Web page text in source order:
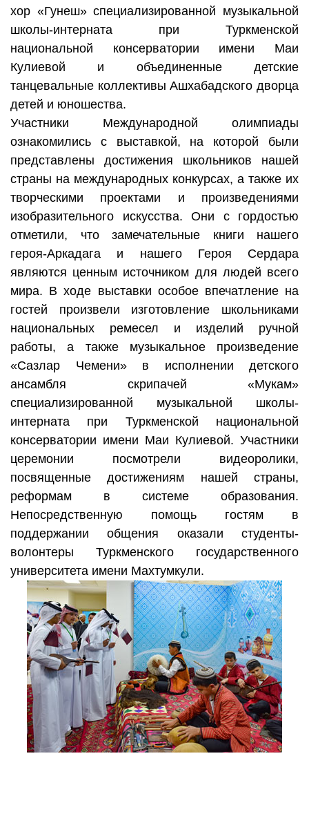
хор «Гунеш» специализированной музыкальной
школы-интерната при Туркменской
национальной консерватории имени Маи
Кулиевой и объединенные детские
танцевальные коллективы Ашхабадского дворца
детей и юношества.
Участники Международной олимпиады
ознакомились с выставкой, на которой были
представлены достижения школьников нашей
страны на международных конкурсах, а также их
творческими проектами и произведениями
изобразительного искусства. Они с гордостью
отметили, что замечательные книги нашего
героя-Аркадага и нашего Героя Сердара
являются ценным источником для людей всего
мира. В ходе выставки особое впечатление на
гостей произвели изготовление школьниками
национальных ремесел и изделий ручной
работы, а также музыкальное произведение
«Сазлар Чемени» в исполнении детского
ансамбля скрипачей «Мукам»
специализированной музыкальной школы-
интерната при Туркменской национальной
консерватории имени Маи Кулиевой. Участники
церемонии посмотрели видеоролики,
посвященные достижениям нашей страны,
реформам в системе образования.
Непосредственную помощь гостям в
поддержании общения оказали студенты-
волонтеры Туркменского государственного
университета имени Махтумкули.